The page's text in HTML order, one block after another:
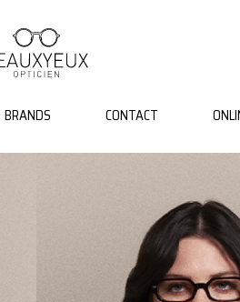
BRANDS CONTACT